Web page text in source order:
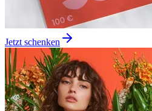
Jetzt schenken